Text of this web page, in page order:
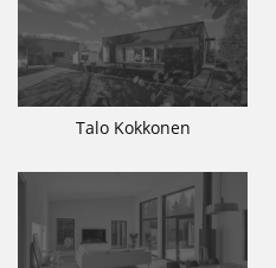
Talo Kokkonen